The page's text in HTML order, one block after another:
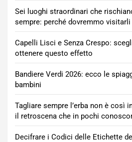
Sei luoghi straordinari che
sempre: perché dovremmo
Capelli Lisci e Senza Crespo:
ottenere questo effetto
Bandiere Verdi 2026: ecco le
bambini
Tagliare sempre l’erba non è così
il retroscena che in pochi
Decifrare i Codici delle Etichette